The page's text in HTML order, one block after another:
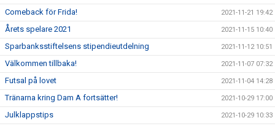
Comeback för Frida! 2021-11-21 19:42
Årets spelare 2021 2021-11-15 10:40
Sparbanksstiftelsens stipendieutdelning 2021-11-12 10:51
Välkommen tillbaka! 2021-11-07 07:32
Futsal på lovet 2021-11-04 14:28
Tränarna kring Dam A fortsätter! 2021-10-29 17:00
Julklappstips 2021-10-29 10:33